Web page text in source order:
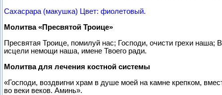
Сахасрара (макушка) Цвет: фиолетовый.
Молитва «Пресвятой Троице»
Пресвятая Троице, помилуй нас; Господи, очисти грехи
исцели немощи наша, имене Твоего ради.
Молитва для лечения костной системы
«Господи, воздвигни храм в душе моей на камне крепком,
во веки веков. Аминь».